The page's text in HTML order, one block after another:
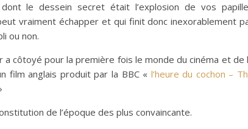
le dessein secret était l’explosion de vos
vraiment échapper et qui finit donc inexorablement
ou non.
côtoyé pour la première fois le monde du cinéma et de
film anglais produit par la BBC « l’heure du cochon –
de l’époque des plus convaincante.